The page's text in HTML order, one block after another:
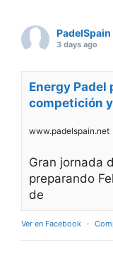
PadelSpain
3 days ago
Energy Padel
competición
www.padelspain.net
Gran jornada
preparando
de
Ver en Facebook ·